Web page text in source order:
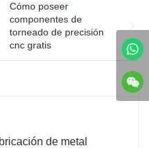
materiales de láminas de
metal, que incluyen aluminio,
cobre, acero y acero
inoxidable, así como
servicios de ensamblaje
como instalación de insertos
Cómo poseer
componentes de
torneado de precisión
cnc gratis
de metal